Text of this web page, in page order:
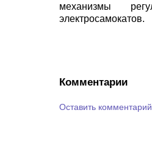
механизмы
электросамокатов.
Комментарии
Оставить комментарий